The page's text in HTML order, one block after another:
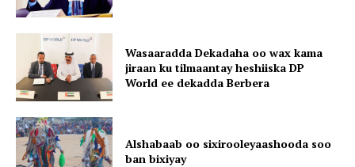
Wasaaradda Dekadaha oo wax kama
jiraan ku tilmaantay heshiiska DP
World ee dekadda Berbera
Alshabaab oo sixirooleyaashooda soo
ban bixiyay